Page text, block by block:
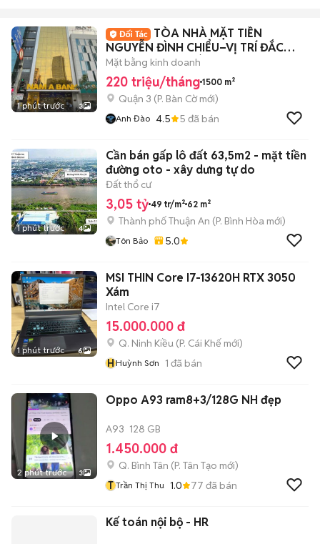
1 phút trước 3
TÒA NHÀ MẶT TIỀN
NGUYỄN ĐÌNH CHIỂU–VỊ TRÍ ĐẮC
ĐỊA, 2 THANG MÁY, PCCC
Mặt bằng kinh doanh
220 triệu/tháng 1500 m²
Quận 3 (P. Bàn Cờmới)
Anh Đào 4.5 5 đã bán
1 phút trước 4
Cần bán gấp lô đất 63,5m2 - mặt tiền
đường oto - xây dưng tự do
Đất thổ cư
3,05 tỷ 49 tr/m² 62 m²
Thành phố Thuận An (P. Bình Hòa mới)
Tôn Bảo 5.0
1 phút trước 6
MSI THIN Core I7-13620H RTX 3050
Xám
Intel Core i7
15.000.000 đ
Q. Ninh Kiều (P. Cái Khế mới)
HHuỳnh Sơn 1 đã bán
2 phút trước 3
Oppo A93 ram8+3/128G NH đẹp
A93 128 GB
1.450.000 đ
Q. Bình Tân (P. Tân Tạo mới)
T Trần Thị Thu 1.0 77 đã bán
Kế toán nội bộ - HR